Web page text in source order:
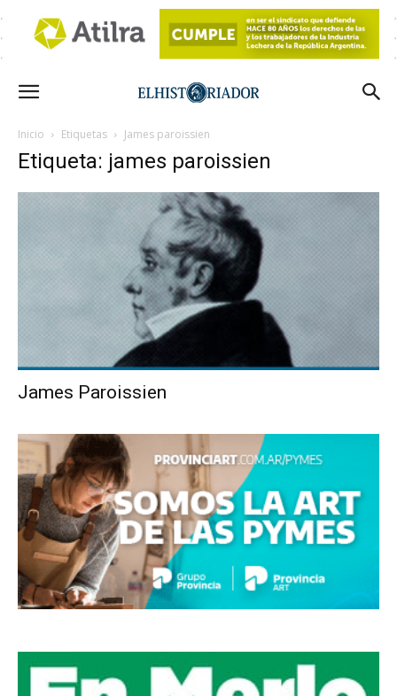
Inicio Etiquetas James paroissien
Etiqueta: james paroissien
James Paroissien